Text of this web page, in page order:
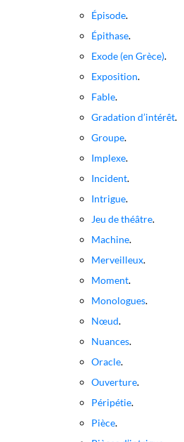
Épisode.
Épithase.
Exode (en Grèce).
Exposition.
Fable.
Gradation d’intérêt.
Groupe.
Implexe.
Incident.
Intrigue.
Jeu de théâtre.
Machine.
Merveilleux.
Moment.
Monologues.
Nœud.
Nuances.
Oracle.
Ouverture.
Péripétie.
Pièce.